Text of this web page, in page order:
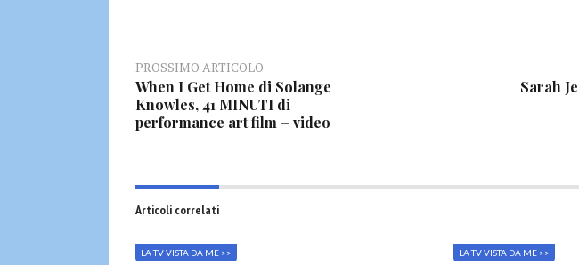
PROSSIMO ARTICOLO
When I Get Home di Solange
Knowles, 41 MINUTI di
performance art film – video
Sarah
Articoli correlati
LA TV VISTA DA ME >> LA TV VISTA DA ME >>